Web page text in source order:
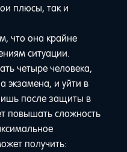
плюсы, так и
что она крайне
ситуации.
четыре человека,
экзамена, и уйти в
после защиты в
повышать сложность
получить: